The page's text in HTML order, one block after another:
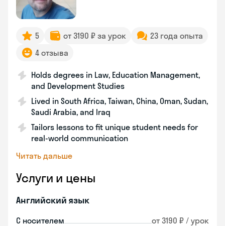
5 от 3190 ₽ за урок
23 года опыта
4 отзыва
Holds degrees in Law, Education Management,
and Development Studies
Lived in South Africa, Taiwan, China, Oman, Sudan,
Saudi Arabia, and Iraq
Tailors lessons to fit unique student needs for
real-world communication
Читать дальше
Услуги и цены
Английский язык
С носителем от 3190 ₽ / урок